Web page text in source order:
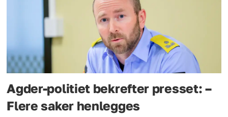
Agder-politiet bekrefter presset: –
Flere saker henlegges